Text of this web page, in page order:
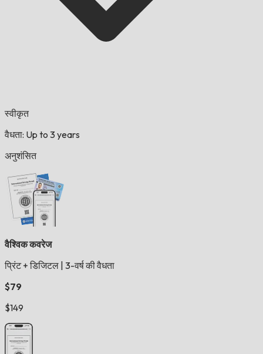
स्वीकृत
वैधता: Up to 3 years
अनुशंसित
वैश्विक कवरेज
प्रिंट + डिजिटल 3-वर्ष की वैधता
$79
$149